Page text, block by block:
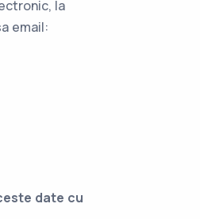
la
email:
date cu